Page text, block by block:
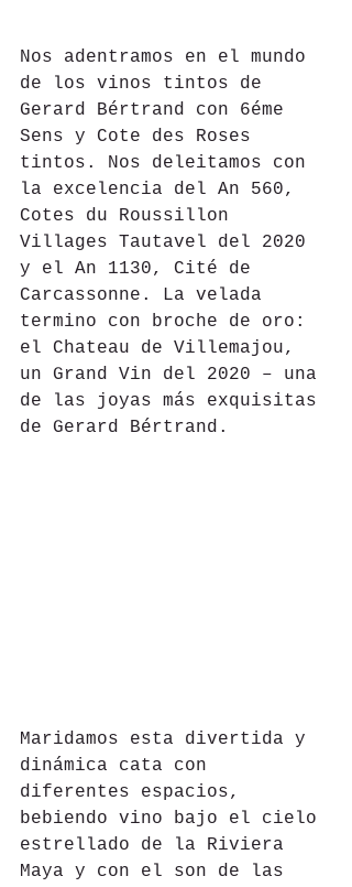
Nos adentramos en el mundo
de los vinos tintos de
Gerard Bértrand con 6éme
Sens y Cote des Roses
tintos. Nos deleitamos con
la excelencia del An 560,
Cotes du Roussillon
Villages Tautavel del 2020
y el An 1130, Cité de
Carcassonne. La velada
termino con broche de oro:
el Chateau de Villemajou,
un Grand Vin del 2020 – una
de las joyas más exquisitas
de Gerard Bértrand.
Maridamos esta divertida y
dinámica cata con
diferentes espacios,
bebiendo vino bajo el cielo
estrellado de la Riviera
Maya y con el son de las